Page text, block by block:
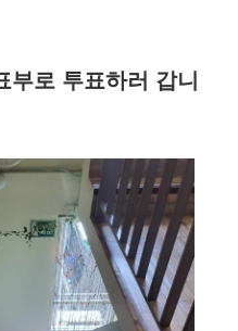
부로 투표하러 갑니